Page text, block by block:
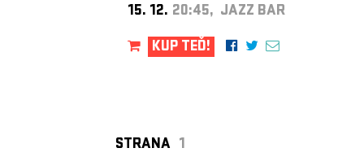
15. 12. 20:45, JAZZ BAR
KUP TEĎ!
STRANA 1